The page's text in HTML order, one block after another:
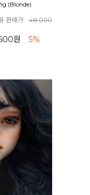
(Blonde)
판매가 : 48,000
원 5%